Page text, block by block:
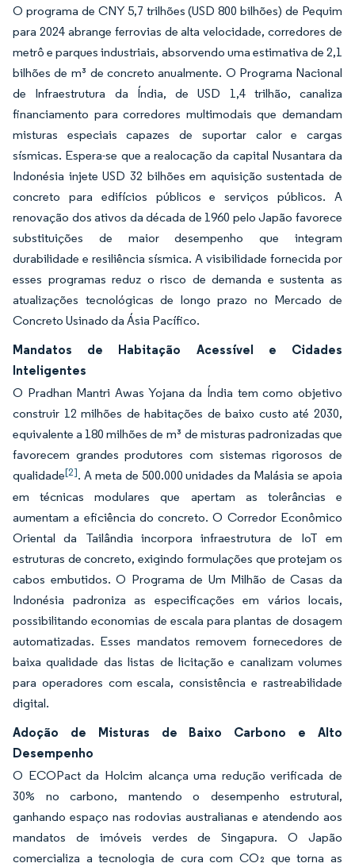
O programa de CNY 5,7 trilhões (USD 800 bilhões) de Pequim
para 2024 abrange ferrovias de alta velocidade, corredores de
metrô e parques industriais, absorvendo uma estimativa de 2,1
bilhões de m³ de concreto anualmente. O Programa Nacional
de Infraestrutura da Índia, de USD 1,4 trilhão, canaliza
financiamento para corredores multimodais que demandam
misturas especiais capazes de suportar calor e cargas
sísmicas. Espera-se que a realocação da capital Nusantara da
Indonésia injete USD 32 bilhões em aquisição sustentada de
concreto para edifícios públicos e serviços públicos. A
renovação dos ativos da década de 1960 pelo Japão favorece
substituições de maior desempenho que integram
durabilidade e resiliência sísmica. A visibilidade fornecida por
esses programas reduz o risco de demanda e sustenta as
atualizações tecnológicas de longo prazo no Mercado de
Concreto Usinado da Ásia Pacífico.
Mandatos de Habitação Acessível e Cidades
Inteligentes
O Pradhan Mantri Awas Yojana da Índia tem como objetivo
construir 12 milhões de habitações de baixo custo até 2030,
equivalente a 180 milhões de m³ de misturas padronizadas que
favorecem grandes produtores com sistemas rigorosos de
qualidade[2]. A meta de 500.000 unidades da Malásia se apoia
em técnicas modulares que apertam as tolerâncias e
aumentam a eficiência do concreto. O Corredor Econômico
Oriental da Tailândia incorpora infraestrutura de IoT em
estruturas de concreto, exigindo formulações que protejam os
cabos embutidos. O Programa de Um Milhão de Casas da
Indonésia padroniza as especificações em vários locais,
possibilitando economias de escala para plantas de dosagem
automatizadas. Esses mandatos removem fornecedores de
baixa qualidade das listas de licitação e canalizam volumes
para operadores com escala, consistência e rastreabilidade
digital.
Adoção de Misturas de Baixo Carbono e Alto
Desempenho
O ECOPact da Holcim alcança uma redução verificada de
30% no carbono, mantendo o desempenho estrutural,
ganhando espaço nas rodovias australianas e atendendo aos
mandatos de imóveis verdes de Singapura. O Japão
comercializa a tecnologia de cura com CO₂ que torna as